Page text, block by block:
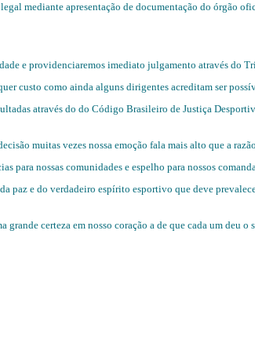
mediante apresentação de documentação do órgão
e providenciaremos imediato julgamento através do
custo como ainda alguns dirigentes acreditam ser
através do do Código Brasileiro de Justiça
muitas vezes nossa emoção fala mais alto que a
para nossas comunidades e espelho para nossos
paz e do verdadeiro espírito esportivo que deve
certeza em nosso coração a de que cada um deu o